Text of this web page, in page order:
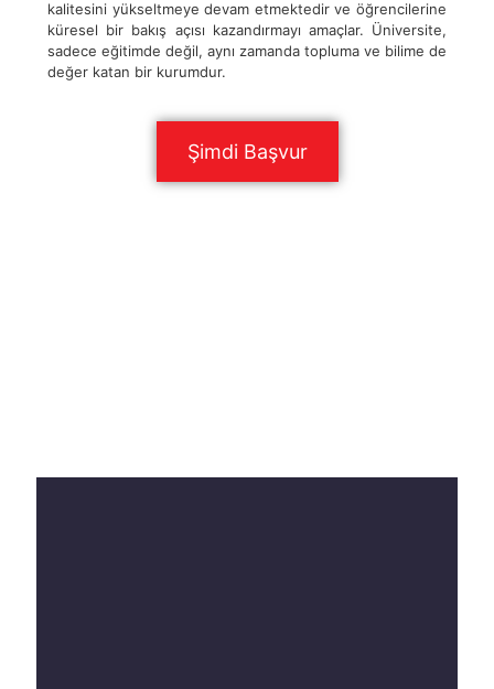
kalitesini yükseltmeye devam etmektedir ve öğrencilerine
küresel bir bakış açısı kazandırmayı amaçlar. Üniversite,
sadece eğitimde değil, aynı zamanda topluma ve bilime de
değer katan bir kurumdur.
Şimdi Başvur